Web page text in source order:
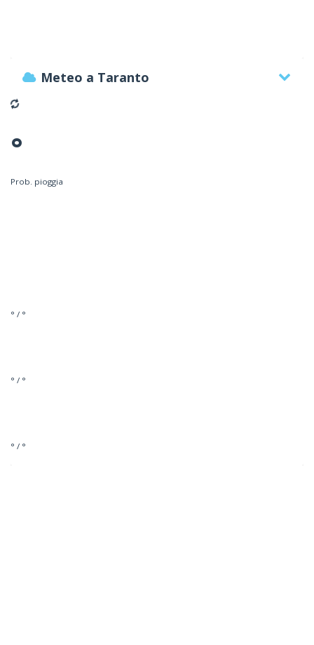
Meteo a Taranto
°
Prob. pioggia
° / °
° / °
° / °